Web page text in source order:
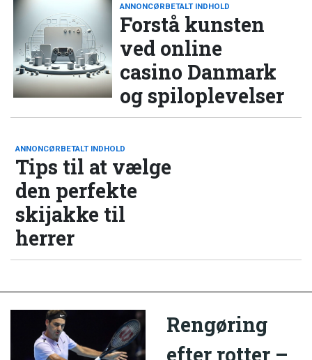
ANNONCØRBETALT INDHOLD
Forstå kunsten
ved online
casino Danmark
og spiloplevelser
ANNONCØRBETALT INDHOLD
Tips til at vælge
den perfekte
skijakke til
herrer
Rengøring
efter rotter –